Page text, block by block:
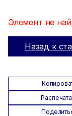
Элемент не
Назад к